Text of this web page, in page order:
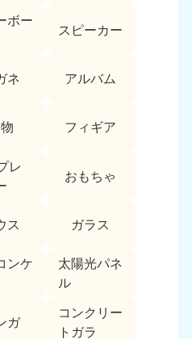
ボー
スピーカー
ネ アルバム
フィギア
レ
おもちゃ
ス ガラス
ンケ
太陽光パネ
ル
ガ
コンクリー
トガラ
050-1880-9900
9:00〜19:00 年中無休
鳥取県
050-1881-5156
050-1880-9898
9:00〜19:00 年中無休
高知県
050-1880-9897